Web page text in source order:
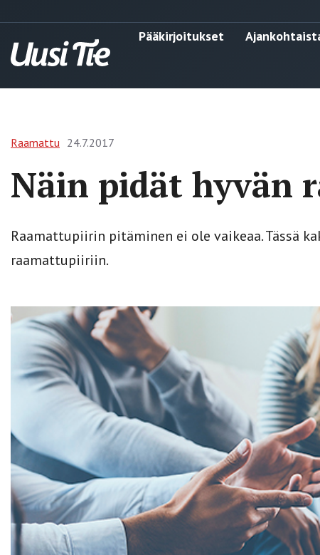
Pääkirjoitukset
Raamattu 24.7.2017
Näin pidät hyvän
Raamattupiirin pitäminen ei ole vaikeaa. Tässä
raamattupiiriin.